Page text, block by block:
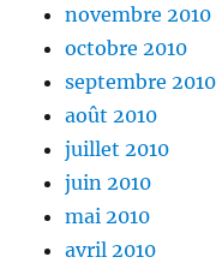
novembre 2010
octobre 2010
septembre 2010
août 2010
juillet 2010
juin 2010
mai 2010
avril 2010